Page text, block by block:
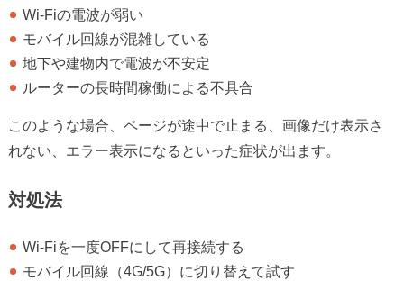
Wi-Fiの電波が弱い
モバイル回線が混雑している
地下や建物内で電波が不安定
ルーターの長時間稼働による不具合
このような場合、ページが途中で止まる、画像だけ表示さ
れない、エラー表示になるといった症状が出ます。
対処法
Wi-Fiを一度OFFにして再接続する
モバイル回線（4G/5G）に切り替えて試す